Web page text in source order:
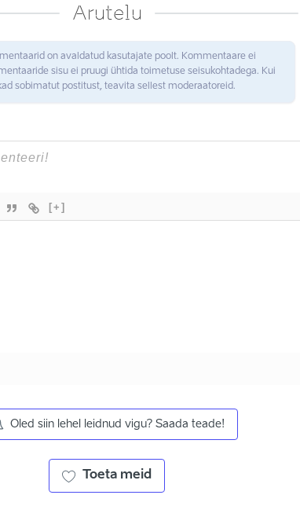
Arutelu
on avaldatud kasutajate poolt. Kommentaare ei
sisu ei pruugi ühtida toimetuse seisukohtadega. Kui
sobimatut postitust, teavita sellest moderaatoreid.
[+]
Oled siin lehel leidnud vigu? Saada teade!
Toeta meid